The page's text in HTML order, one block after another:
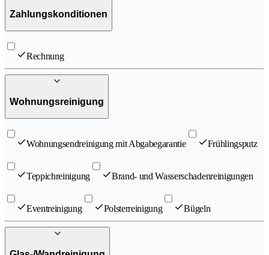
Zahlungskonditionen
Rechnung
Wohnungsreinigung
Wohnungsendreinigung mit Abgabegarantie Frühlingsputz
Teppichreinigung Brand- und Wasserschadenreinigungen
Eventreinigung Polsterreinigung Bügeln